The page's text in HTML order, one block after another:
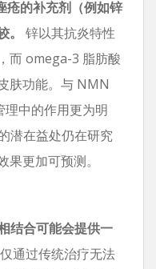
疮的补充剂（例如锌
锌以其抗炎特性
而 omega-3 脂肪酸
肤功能。与 NMN
中的作用更为明
潜在益处仍在研究
更加可预测。
结合可能会提供一
通过传统治疗无法